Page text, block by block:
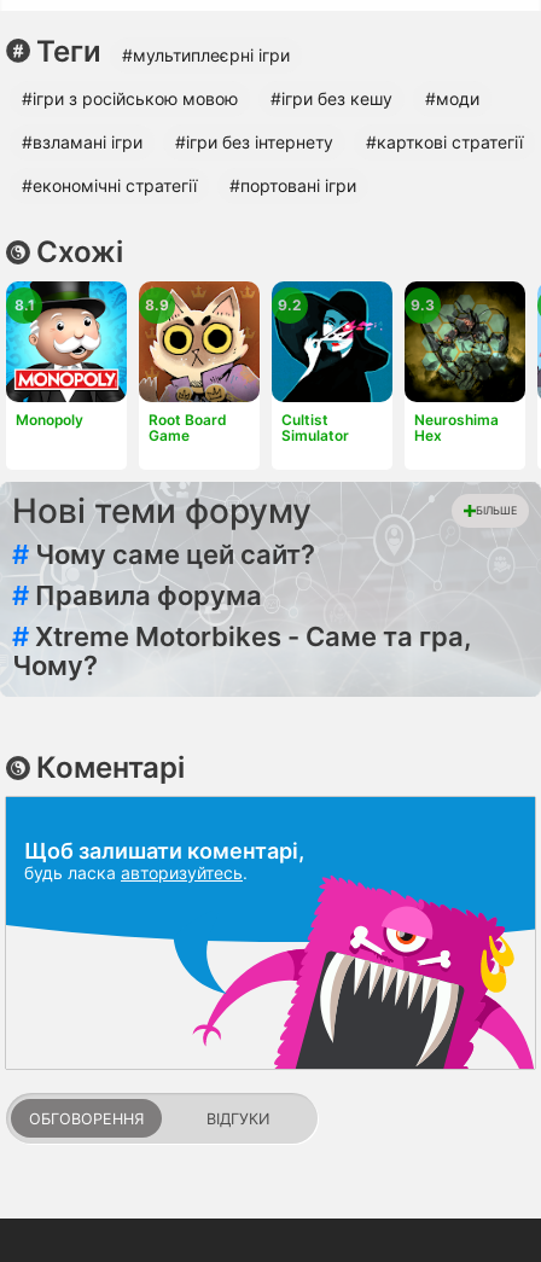
Теги #мультиплеєрні ігри
#ігри з російською мовою #ігри без кешу #моди
#взламані ігри #ігри без інтернету #карткові стратегії
#економічні стратегії #портовані ігри
Схожі
Monopoly
8.1
Root Board
Game
8.9
Cultist
Simulator
9.2
Neuroshima
Hex
9.3
Нові теми форуму БІЛЬШЕ
# Чому саме цей сайт?
# Правила форума
# Xtreme Motorbikes - Саме та гра,
Чому?
Коментарі
Щоб залишати коментарі,
будь ласка авторизуйтесь.
ОБГОВОРЕННЯ ВІДГУКИ